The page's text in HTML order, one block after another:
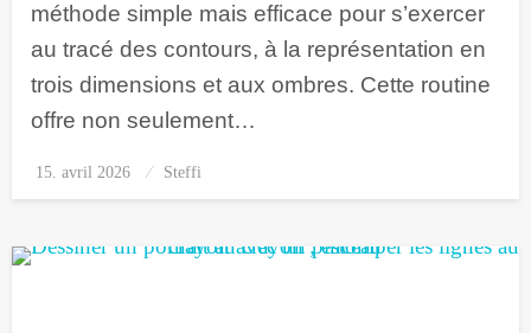
méthode simple mais efficace pour s’exercer
au tracé des contours, à la représentation en
trois dimensions et aux ombres. Cette routine
offre non seulement…
Posted
on
15. avril 2026 Steffi